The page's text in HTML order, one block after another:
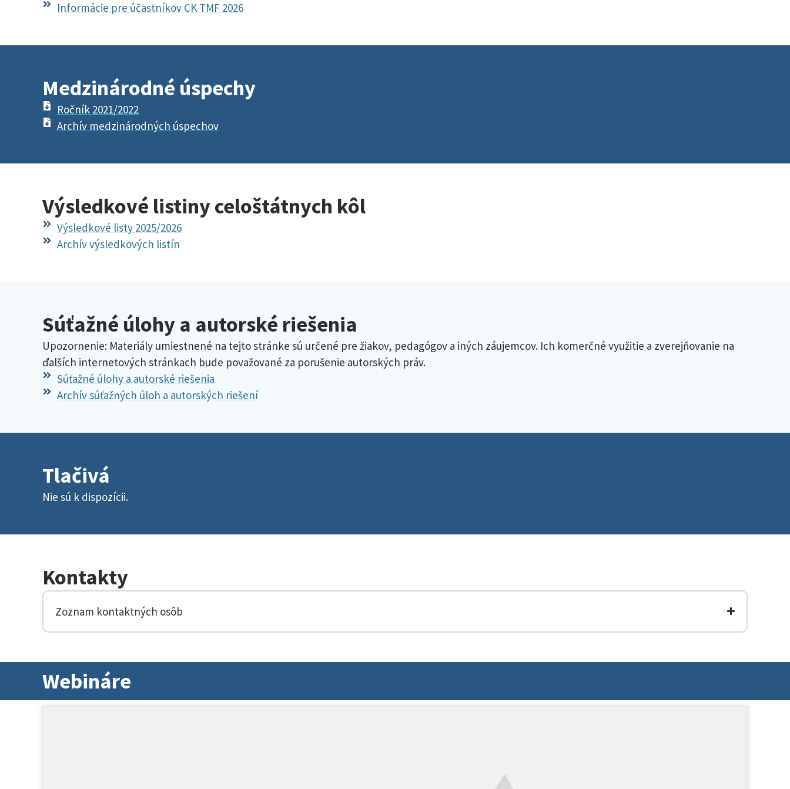
Informácie pre účastníkov CK TMF 2026
Medzinárodné úspechy​
Ročník 2021/2022
Archív medzinárodných úspechov
Výsledkové listiny celoštátnych kôl
Výsledkové listy 2025/2026
Archív výsledkových listín
Súťažné úlohy a autorské riešenia
Upozornenie: Materiály umiestnené na tejto stránke sú určené pre žiakov, pedagógov a iných záujemcov. Ich komerčné využitie a zverejňovanie na
ďalších internetových stránkach bude považované za porušenie autorských práv.
Súťažné úlohy a autorské riešenia
Archív súťažných úloh a autorských riešení
Tlačivá
Nie sú k dispozícii.
Kontakty
Zoznam kontaktných osôb
Webináre